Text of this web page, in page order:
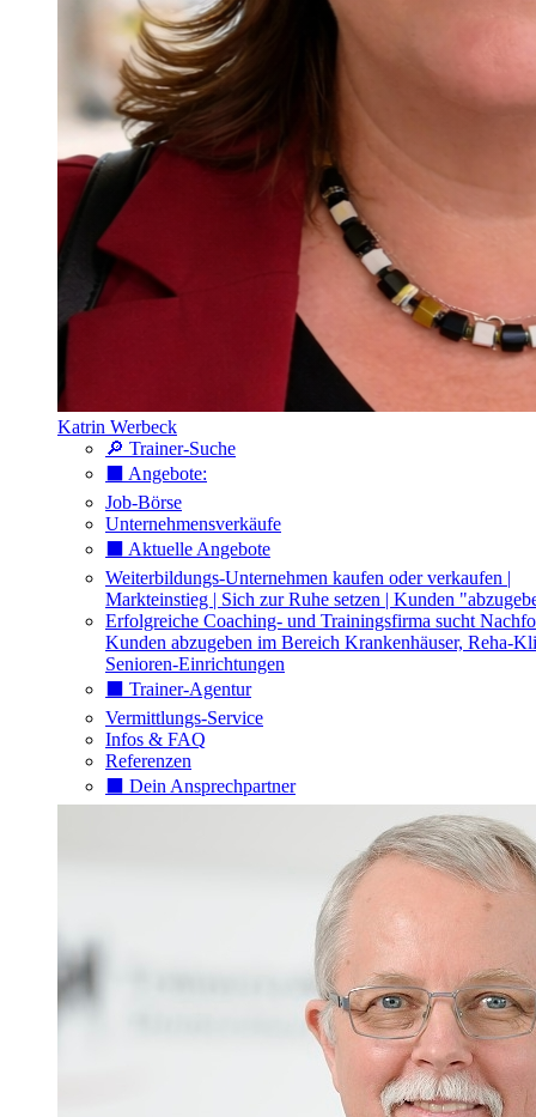
Katrin Werbeck
🔎 Trainer-Suche
⬛️ Angebote:
Job-Börse
Unternehmensverkäufe
⬛️ Aktuelle Angebote
Weiterbildungs-Unternehmen kaufen oder verkaufen |
Markteinstieg | Sich zur Ruhe setzen | Kunden
Erfolgreiche Coaching- und Trainingsfirma sucht
Kunden abzugeben im Bereich Krankenhäuser, Reha-
Senioren-Einrichtungen
⬛️ Trainer-Agentur
Vermittlungs-Service
Infos & FAQ
Referenzen
⬛️ Dein Ansprechpartner